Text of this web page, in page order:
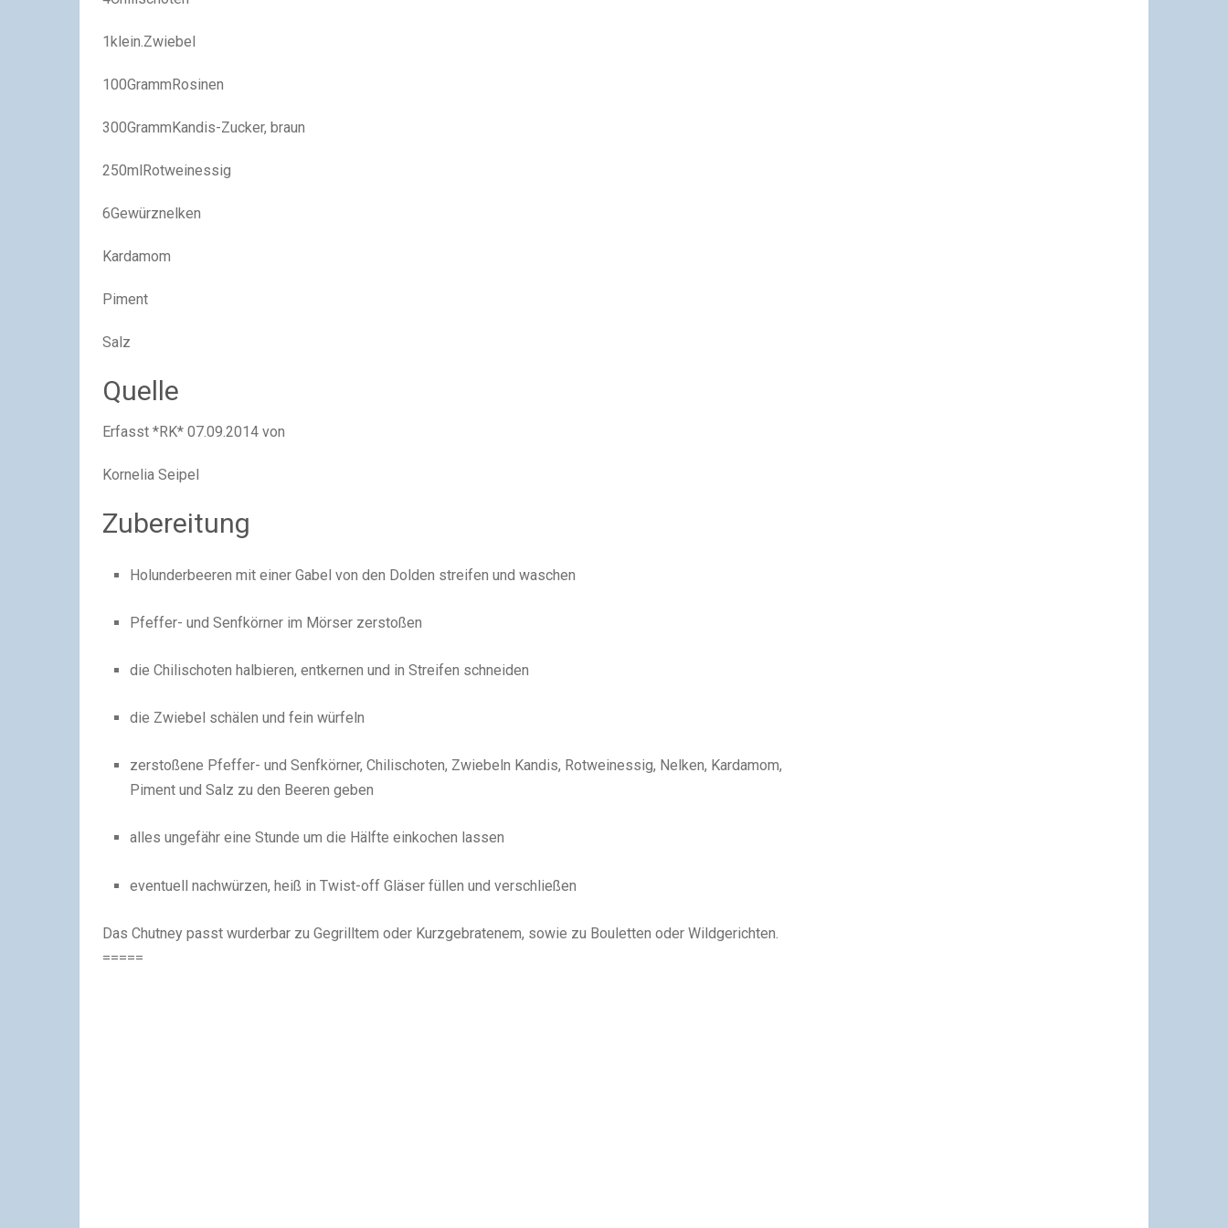
1klein.Zwiebel
100GrammRosinen
300GrammKandis-Zucker, braun
250mlRotweinessig
6Gewürznelken
Kardamom
Piment
Salz
Quelle
Erfasst *RK* 07.09.2014 von
Kornelia Seipel
Zubereitung
Holunderbeeren mit einer Gabel von den Dolden streifen und waschen
Pfeffer- und Senfkörner im Mörser zerstoßen
die Chilischoten halbieren, entkernen und in Streifen schneiden
die Zwiebel schälen und fein würfeln
zerstoßene Pfeffer- und Senfkörner, Chilischoten, Zwiebeln Kandis, Rotweinessig, Nelken, Kardamom,
Piment und Salz zu den Beeren geben
alles ungefähr eine Stunde um die Hälfte einkochen lassen
eventuell nachwürzen, heiß in Twist-off Gläser füllen und verschließen
Das Chutney passt wurderbar zu Gegrilltem oder Kurzgebratenem, sowie zu Bouletten oder Wildgerichten.
=====